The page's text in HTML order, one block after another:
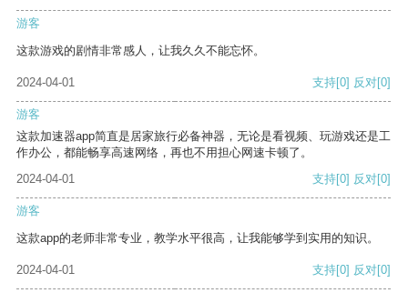
游客
这款游戏的剧情非常感人，让我久久不能忘怀。
2024-04-01 支持[0] 反对[0]
游客
这款加速器app简直是居家旅行必备神器，无论是看视频、玩游戏还是工
作办公，都能畅享高速网络，再也不用担心网速卡顿了。
2024-04-01
支持[0] 反对[0]
游客
这款app的老师非常专业，教学水平很高，让我能够学到实用的知识。
2024-04-01 支持[0] 反对[0]